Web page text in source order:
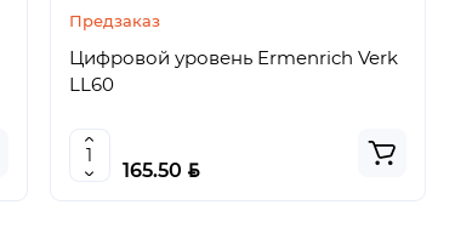
Предзаказ
Цифровой уровень Ermenrich Verk
LL60
165.50 BYN